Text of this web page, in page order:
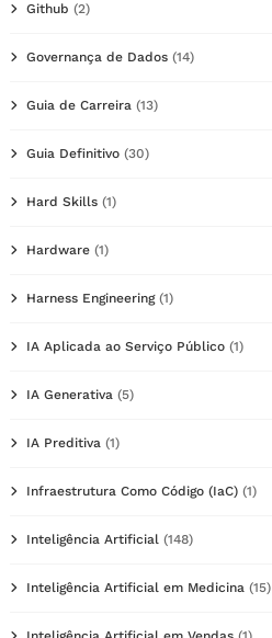
Github (2)
Governança de Dados (14)
Guia de Carreira (13)
Guia Definitivo (30)
Hard Skills (1)
Hardware (1)
Harness Engineering(1)
IA Aplicada ao Serviço Público (1)
IA Generativa (5)
IA Preditiva (1)
Infraestrutura Como Código (IaC) (1)
Inteligência Artificial (148)
Inteligência Artificial em Medicina (15)